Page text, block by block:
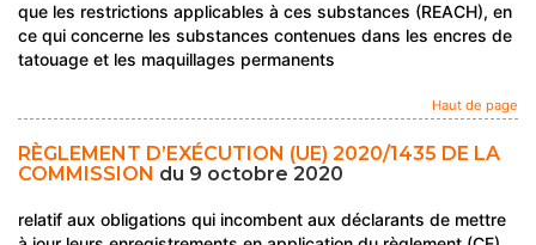
que les restrictions applicables à ces substances (REACH), en
ce qui concerne les substances contenues dans les encres de
tatouage et les maquillages permanents
Haut de page
RÈGLEMENT D’EXÉCUTION (UE) 2020/1435 DE LA
COMMISSION du 9 octobre 2020
relatif aux obligations qui incombent aux déclarants de mettre